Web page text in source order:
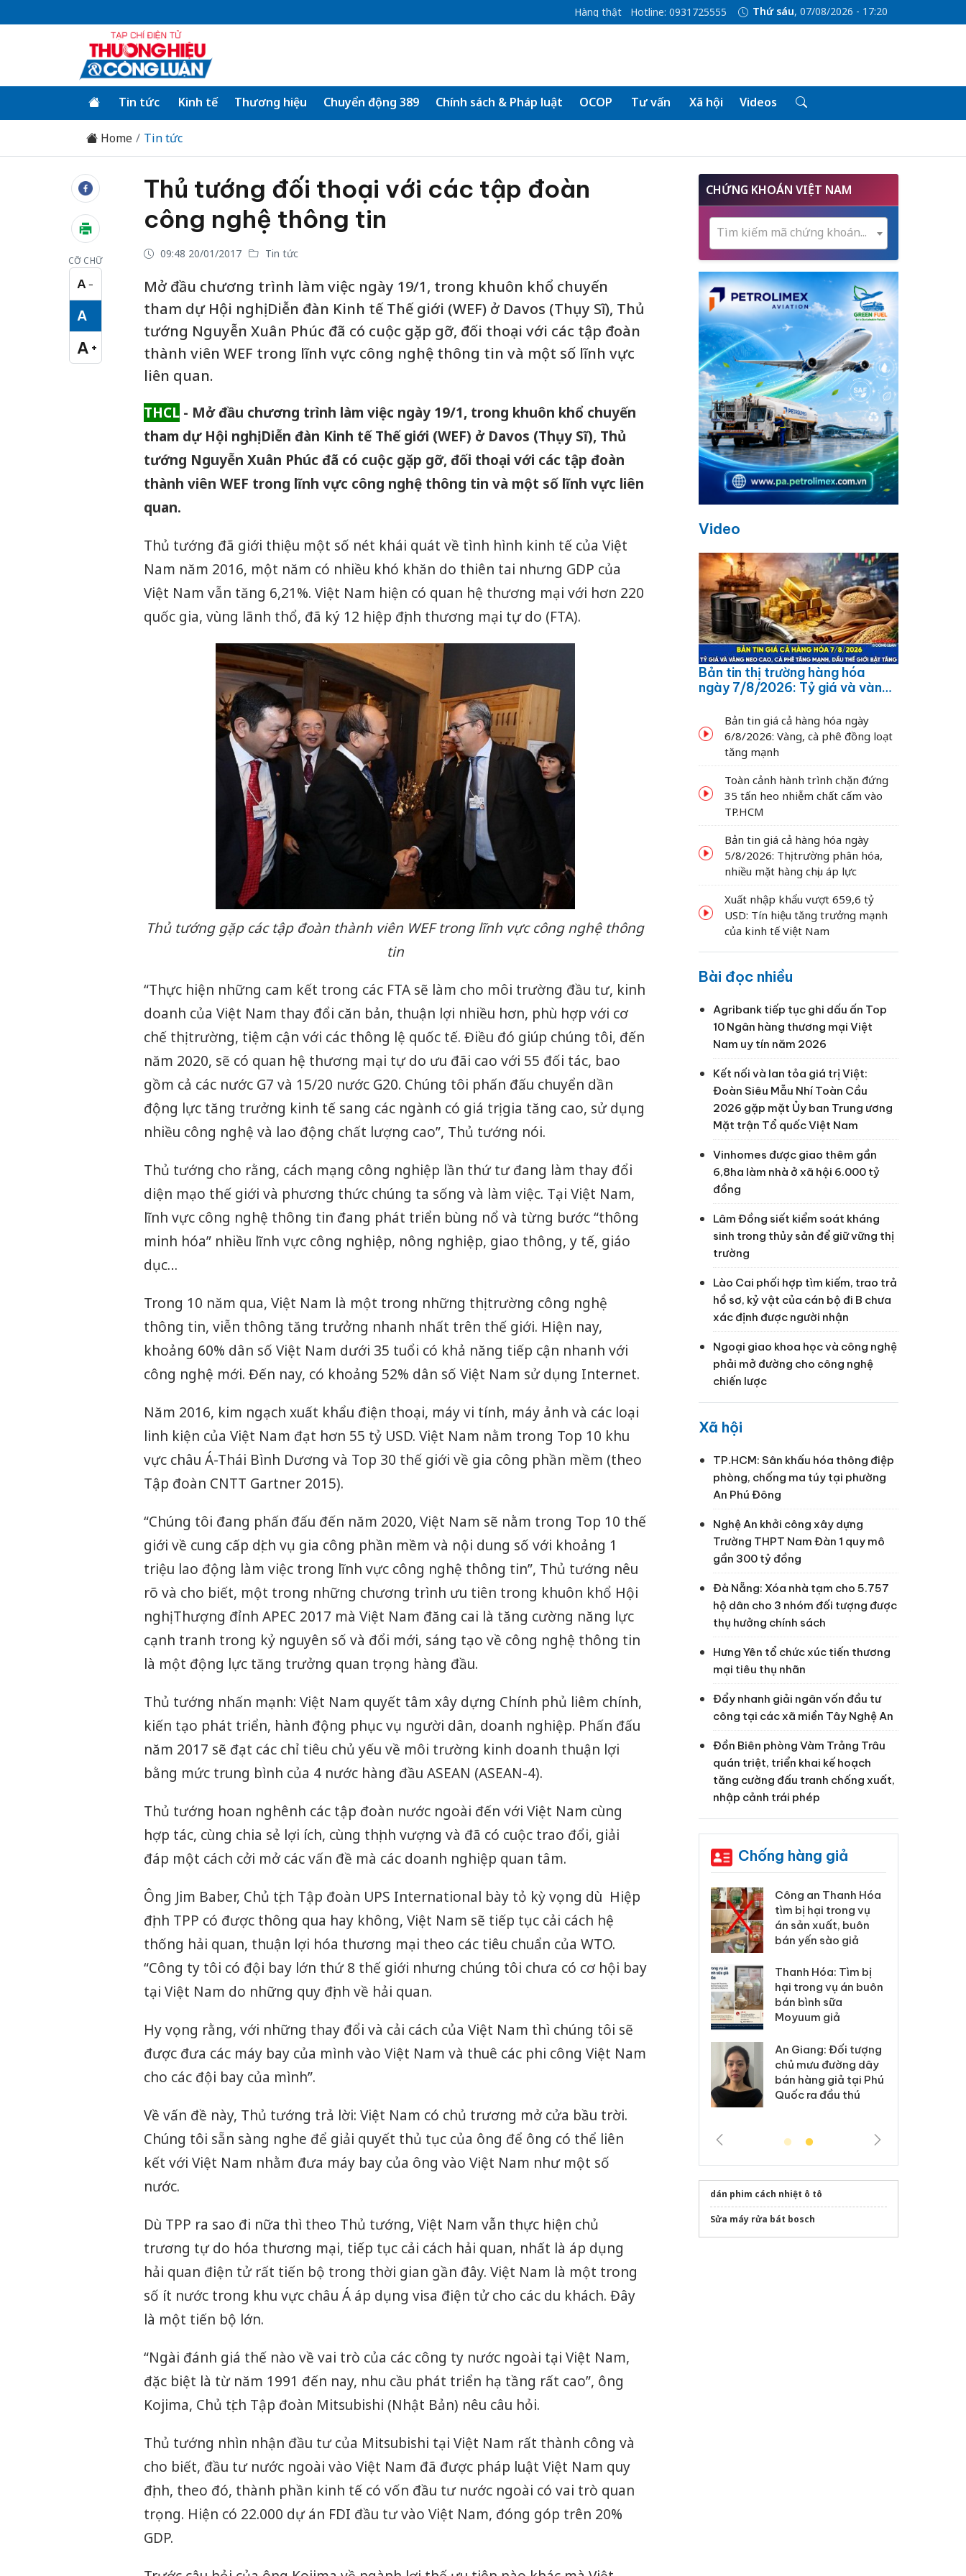
Hàng thật Hotline: 0931725555 Thứ sáu, 07/08/2026 - 17:20
Tin tức Kinh tế Thương hiệu Chuyển động 389 Chính sách & Pháp luật OCOP Tư vấn Xã hội Videos
Home Tin tức
CỠ CHỮ
A −
Cỡ chữ nhỏ
A
Cỡ chữ vừa
A +
Cỡ chữ lớn
Thủ tướng đối thoại với các tập đoàn
công nghệ thông tin
09:48 20/01/2017 Tin tức
Mở đầu chương trình làm việc ngày 19/1, trong khuôn khổ chuyến
tham dự Hội nghị Diễn đàn Kinh tế Thế giới (WEF) ở Davos (Thụy Sĩ), Thủ
tướng Nguyễn Xuân Phúc đã có cuộc gặp gỡ, đối thoại với các tập đoàn
thành viên WEF trong lĩnh vực công nghệ thông tin và một số lĩnh vực
liên quan.
THCL- Mở đầu chương trình làm việc ngày 19/1, trong khuôn khổ chuyến
tham dự Hội nghị Diễn đàn Kinh tế Thế giới (WEF) ở Davos (Thụy Sĩ), Thủ
tướng Nguyễn Xuân Phúc đã có cuộc gặp gỡ, đối thoại với các tập đoàn
thành viên WEF trong lĩnh vực công nghệ thông tin và một số lĩnh vực liên
quan.
Thủ tướng đã giới thiệu một số nét khái quát về tình hình kinh tế của Việt
Nam năm 2016, một năm có nhiều khó khăn do thiên tai nhưng GDP của
Việt Nam vẫn tăng 6,21%. Việt Nam hiện có quan hệ thương mại với hơn 220
quốc gia, vùng lãnh thổ, đã ký 12 hiệp định thương mại tự do (FTA).
Thủ tướng gặp các tập đoàn thành viên WEF trong lĩnh vực công nghệ thông
tin
“Thực hiện những cam kết trong các FTA sẽ làm cho môi trường đầu tư, kinh
doanh của Việt Nam thay đổi căn bản, thuận lợi nhiều hơn, phù hợp với cơ
chế thị trường, tiệm cận với các thông lệ quốc tế. Điều đó giúp chúng tôi, đến
năm 2020, sẽ có quan hệ thương mại tự do ưu đãi cao với 55 đối tác, bao
gồm cả các nước G7 và 15/20 nước G20. Chúng tôi phấn đấu chuyển dần
động lực tăng trưởng kinh tế sang các ngành có giá trị gia tăng cao, sử dụng
nhiều công nghệ và lao động chất lượng cao”, Thủ tướng nói.
Thủ tướng cho rằng, cách mạng công nghiệp lần thứ tư đang làm thay đổi
diện mạo thế giới và phương thức chúng ta sống và làm việc. Tại Việt Nam,
lĩnh vực công nghệ thông tin đang phát triển bùng nổ và từng bước “thông
minh hóa” nhiều lĩnh vực công nghiệp, nông nghiệp, giao thông, y tế, giáo
dục…
Trong 10 năm qua, Việt Nam là một trong những thị trường công nghệ
thông tin, viễn thông tăng trưởng nhanh nhất trên thế giới. Hiện nay,
khoảng 60% dân số Việt Nam dưới 35 tuổi có khả năng tiếp cận nhanh với
công nghệ mới. Đến nay, có khoảng 52% dân số Việt Nam sử dụng Internet.
Năm 2016, kim ngạch xuất khẩu điện thoại, máy vi tính, máy ảnh và các loại
linh kiện của Việt Nam đạt hơn 55 tỷ USD. Việt Nam nằm trong Top 10 khu
vực châu Á-Thái Bình Dương và Top 30 thế giới về gia công phần mềm (theo
Tập đoàn CNTT Gartner 2015).
“Chúng tôi đang phấn đấu đến năm 2020, Việt Nam sẽ nằm trong Top 10 thế
giới về cung cấp dịch vụ gia công phần mềm và nội dung số với khoảng 1
triệu lao động làm việc trong lĩnh vực công nghệ thông tin”, Thủ tướng nêu
rõ và cho biết, một trong những chương trình ưu tiên trong khuôn khổ Hội
nghị Thượng đỉnh APEC 2017 mà Việt Nam đăng cai là tăng cường năng lực
cạnh tranh trong kỷ nguyên số và đổi mới, sáng tạo về công nghệ thông tin
là một động lực tăng trưởng quan trọng hàng đầu.
Thủ tướng nhấn mạnh: Việt Nam quyết tâm xây dựng Chính phủ liêm chính,
kiến tạo phát triển, hành động phục vụ người dân, doanh nghiệp. Phấn đấu
năm 2017 sẽ đạt các chỉ tiêu chủ yếu về môi trường kinh doanh thuận lợi
bằng mức trung bình của 4 nước hàng đầu ASEAN (ASEAN-4).
Thủ tướng hoan nghênh các tập đoàn nước ngoài đến với Việt Nam cùng
hợp tác, cùng chia sẻ lợi ích, cùng thịnh vượng và đã có cuộc trao đổi, giải
đáp một cách cởi mở các vấn đề mà các doanh nghiệp quan tâm.
Ông Jim Baber, Chủ tịch Tập đoàn UPS International bày tỏ kỳ vọng dù Hiệp
định TPP có được thông qua hay không, Việt Nam sẽ tiếp tục cải cách hệ
thống hải quan, thuận lợi hóa thương mại theo các tiêu chuẩn của WTO.
“Công ty tôi có đội bay lớn thứ 8 thế giới nhưng chúng tôi chưa có cơ hội bay
tại Việt Nam do những quy định về hải quan.
Hy vọng rằng, với những thay đổi và cải cách của Việt Nam thì chúng tôi sẽ
được đưa các máy bay của mình vào Việt Nam và thuê các phi công Việt Nam
cho các đội bay của mình”.
Về vấn đề này, Thủ tướng trả lời: Việt Nam có chủ trương mở cửa bầu trời.
Chúng tôi sẵn sàng nghe để giải quyết thủ tục của ông để ông có thể liên
kết với Việt Nam nhằm đưa máy bay của ông vào Việt Nam như một số
nước.
Dù TPP ra sao đi nữa thì theo Thủ tướng, Việt Nam vẫn thực hiện chủ
trương tự do hóa thương mại, tiếp tục cải cách hải quan, nhất là áp dụng
hải quan điện tử rất tiến bộ trong thời gian gần đây. Việt Nam là một trong
số ít nước trong khu vực châu Á áp dụng visa điện tử cho các du khách. Đây
là một tiến bộ lớn.
“Ngài đánh giá thế nào về vai trò của các công ty nước ngoài tại Việt Nam,
đặc biệt là từ năm 1991 đến nay, nhu cầu phát triển hạ tầng rất cao”, ông
Kojima, Chủ tịch Tập đoàn Mitsubishi (Nhật Bản) nêu câu hỏi.
Thủ tướng nhìn nhận đầu tư của Mitsubishi tại Việt Nam rất thành công và
cho biết, đầu tư nước ngoài vào Việt Nam đã được pháp luật Việt Nam quy
định, theo đó, thành phần kinh tế có vốn đầu tư nước ngoài có vai trò quan
trọng. Hiện có 22.000 dự án FDI đầu tư vào Việt Nam, đóng góp trên 20%
GDP.
CHỨNG KHOÁN VIỆT NAM
Tìm kiếm mã chứng khoán...
Video
Bản tin thị trường hàng hóa
ngày 7/8/2026: Tỷ giá và vàng
dầu thế giới bật tăng
Bản tin giá cả hàng hóa ngày
6/8/2026: Vàng, cà phê đồng loạt
tăng mạnh
Toàn cảnh hành trình chặn đứng
35 tấn heo nhiễm chất cấm vào
TP.HCM
Bản tin giá cả hàng hóa ngày
5/8/2026: Thị trường phân hóa,
nhiều mặt hàng chịu áp lực
Xuất nhập khẩu vượt 659,6 tỷ
USD: Tín hiệu tăng trưởng mạnh
của kinh tế Việt Nam
Bài đọc nhiều
Agribank tiếp tục ghi dấu ấn Top
10 Ngân hàng thương mại Việt
Nam uy tín năm 2026
Kết nối và lan tỏa giá trị Việt:
Đoàn Siêu Mẫu Nhí Toàn Cầu
2026 gặp mặt Ủy ban Trung ương
Mặt trận Tổ quốc Việt Nam
Vinhomes được giao thêm gần
6,8ha làm nhà ở xã hội 6.000 tỷ
đồng
Lâm Đồng siết kiểm soát kháng
sinh trong thủy sản để giữ vững thị
trường
Lào Cai phối hợp tìm kiếm, trao trả
hồ sơ, kỷ vật của cán bộ đi B chưa
xác định được người nhận
Ngoại giao khoa học và công nghệ
phải mở đường cho công nghệ
chiến lược
Xã hội
TP.HCM: Sân khấu hóa thông điệp
phòng, chống ma túy tại phường
An Phú Đông
Nghệ An khởi công xây dựng
Trường THPT Nam Đàn 1 quy mô
gần 300 tỷ đồng
Đà Nẵng: Xóa nhà tạm cho 5.757
hộ dân cho 3 nhóm đối tượng được
thụ hưởng chính sách
Hưng Yên tổ chức xúc tiến thương
mại tiêu thụ nhãn
Đẩy nhanh giải ngân vốn đầu tư
công tại các xã miền Tây Nghệ An
Đồn Biên phòng Vàm Trảng Trâu
quán triệt, triển khai kế hoạch
tăng cường đấu tranh chống xuất,
nhập cảnh trái phép
Chống hàng giả
Công an Thanh Hóa
tìm bị hại trong vụ
án sản xuất, buôn
bán yến sào giả
Thanh Hóa: Tìm bị
An Giang: Đối tượng
chủ mưu đường dây
Lào Cai xử lý 83 vụ vi
phạm thương mại
trong tháng 7
Hưng Yên: Xử lý 6 hộ
kinh doanh bán hàng
giả mạo nhãn hiệu
Adidas, Nike
Cà Mau: Tiêu hủy
công khai hàng ngàn
sản phẩm nhập lậu,
bảo vệ môi trường
dán phim cách nhiệt ô tô
Sửa máy rửa bát bosch